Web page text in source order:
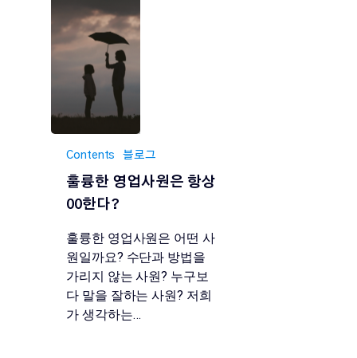
Contents 블로그
훌륭한 영업사원은 항상
00한다?
훌륭한 영업사원은 어떤 사
원일까요? 수단과 방법을
가리지 않는 사원? 누구보
다 말을 잘하는 사원? 저희
가 생각하는…